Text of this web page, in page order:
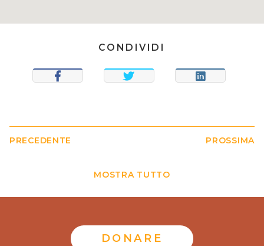
CONDIVIDI
CONDIVIDI TWEET CONDIVIDI
PRECEDENTE
MOSTRA TUTTO
PROSSIMA
DONARE